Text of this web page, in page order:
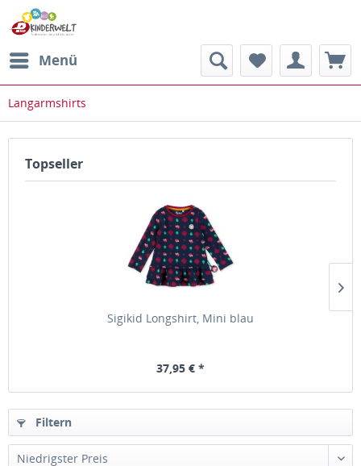
Menü
Langarmshirts
Topseller
Sigikid Longshirt, Mini blau
37,95 € *
Filtern